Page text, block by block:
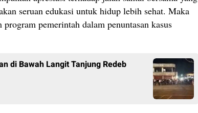
seruan edukasi untuk hidup lebih sehat. Maka
pemerintah dalam penuntasan kasus
di Bawah Langit Tanjung Redeb